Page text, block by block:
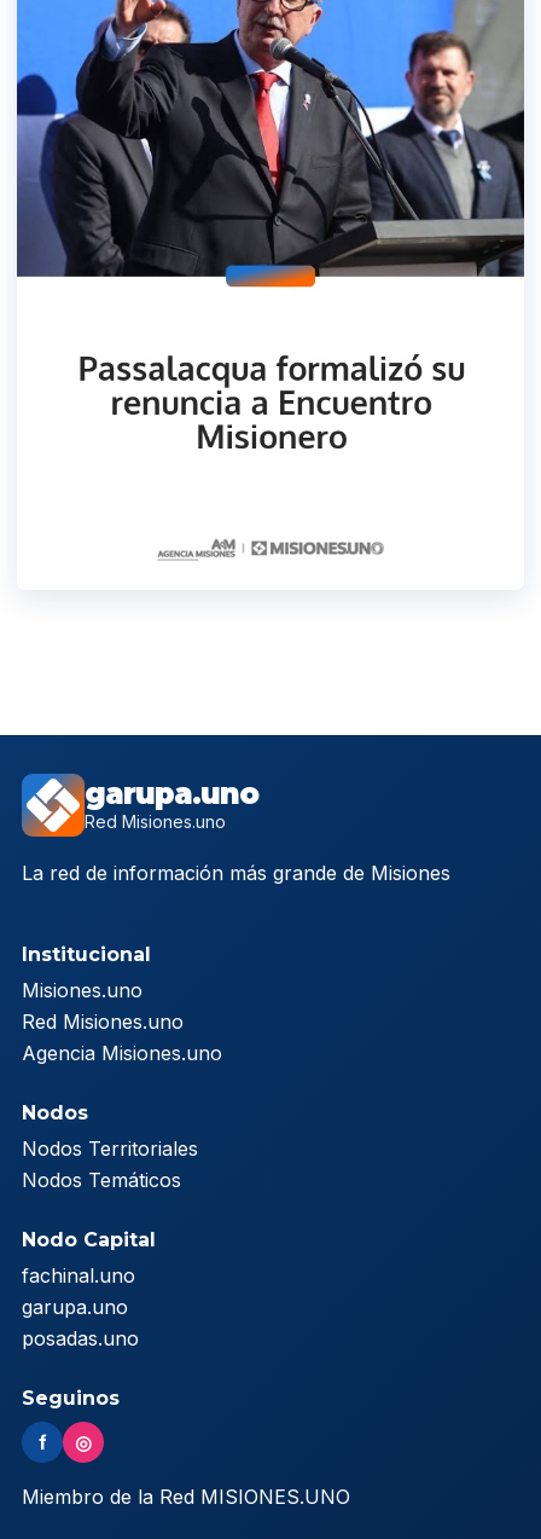
garupa.uno
Red Misiones.uno
La red de información más grande de Misiones
Institucional
Misiones.uno
Red Misiones.uno
Agencia Misiones.uno
Nodos
Nodos Territoriales
Nodos Temáticos
Nodo Capital
fachinal.uno
garupa.uno
posadas.uno
Seguinos
f ◎
Miembro de la Red MISIONES.UNO